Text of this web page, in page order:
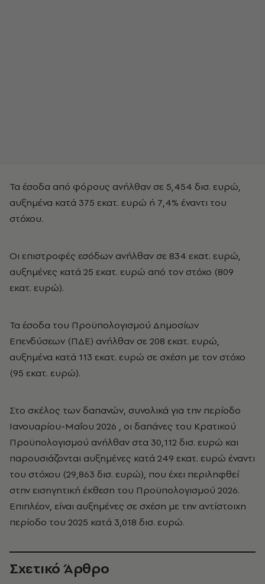
Τα έσοδα από φόρους ανήλθαν σε 5,454 δισ. ευρώ,
αυξημένα κατά 375 εκατ. ευρώ ή 7,4% έναντι του
στόχου.
Οι επιστροφές εσόδων ανήλθαν σε 834 εκατ. ευρώ,
αυξημένες κατά 25 εκατ. ευρώ από τον στόχο (809
εκατ. ευρώ).
Τα έσοδα του Προϋπολογισμού Δημοσίων
Επενδύσεων (ΠΔΕ) ανήλθαν σε 208 εκατ. ευρώ,
αυξημένα κατά 113 εκατ. ευρώ σε σχέση με τον στόχο
(95 εκατ. ευρώ).
Στο σκέλος των δαπανών, συνολικά για την περίοδο
Ιανουαρίου-Μαΐου 2026 , οι δαπάνες του Κρατικού
Προϋπολογισμού ανήλθαν στα 30,112 δισ. ευρώ και
παρουσιάζονται αυξημένες κατά 249 εκατ. ευρώ έναντι
του στόχου (29,863 δισ. ευρώ), που έχει περιληφθεί
στην εισηγητική έκθεση του Προϋπολογισμού 2026.
Επιπλέον, είναι αυξημένες σε σχέση με την αντίστοιχη
περίοδο του 2025 κατά 3,018 δισ. ευρώ.
Σχετικό Άρθρο